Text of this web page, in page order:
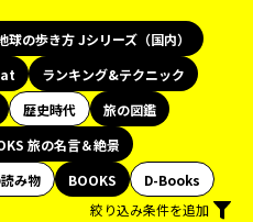
球の歩き方 Jシリーズ（国内）
ランキング&テクニック
歴史時代
旅の図鑑
旅の名言＆絶景
み物 BOOKS
D-Books
絞り込み条件を追加